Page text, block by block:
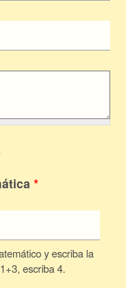
*
y escriba la
escriba 4.